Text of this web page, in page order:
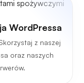
WordPressa
z naszej
oraz naszych